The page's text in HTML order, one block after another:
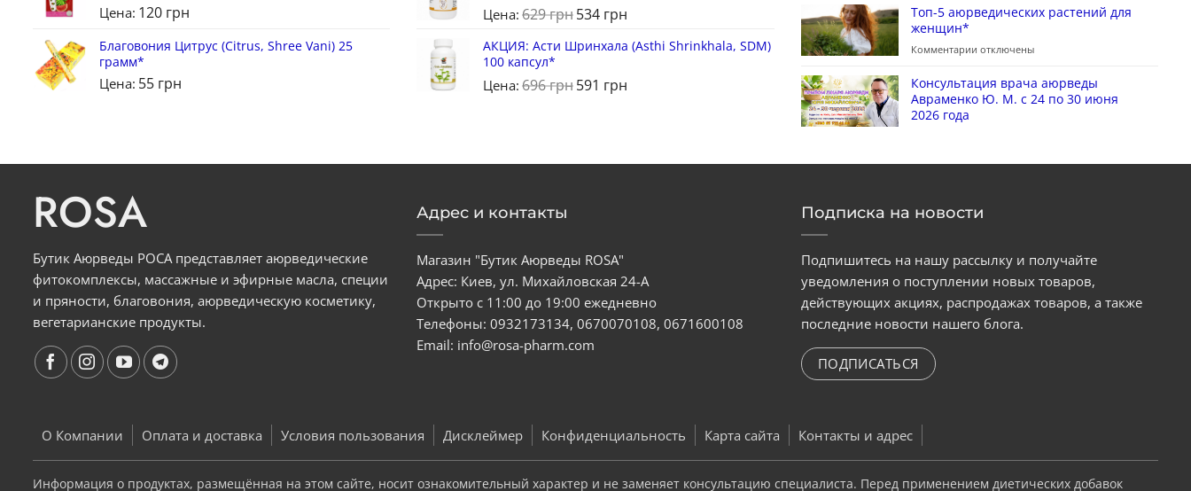
Цена: 120 грн
Благовония Цитрус (Citrus, Shree Vani) 25
грамм*
Цена: 55 грн
Цена: 629грн534 грн
АКЦИЯ: Асти Шринхала (Asthi Shrinkhala, SDM)
100 капсул*
Цена: 696грн591 грн
Топ-5 аюрведических растений для
женщин*
Комментарии отключены
Консультация врача аюрведы
Авраменко Ю. М. с 24 по 30 июня
2026 года
ROSA
Бутик Аюрведы РОСА представляет аюрведические
фитокомплексы, массажные и эфирные масла, специи
и пряности, благовония, аюрведическую косметику,
вегетарианские продукты.
Адрес и контакты
Магазин "Бутик Аюрведы ROSA"
Адрес: Киев, ул. Михайловская 24-А
Открыто с 11:00 до 19:00 ежедневно
Телефоны:0932173134,0670070108,0671600108
Email: info@rosa-pharm.com
Подписка на новости
Подпишитесь на нашу рассылку и получайте
уведомления о поступлении новых товаров,
действующих акциях, распродажах товаров, а также
последние новости нашего блога.
ПОДПИСАТЬСЯ
О Компании Оплата и доставка Условия пользования Дисклеймер Конфиденциальность Карта сайта Контакты и адрес
Информация о продуктах, размещённая на этом сайте, носит ознакомительный характер и не заменяет консультацию специалиста. Перед применением диетических добавок